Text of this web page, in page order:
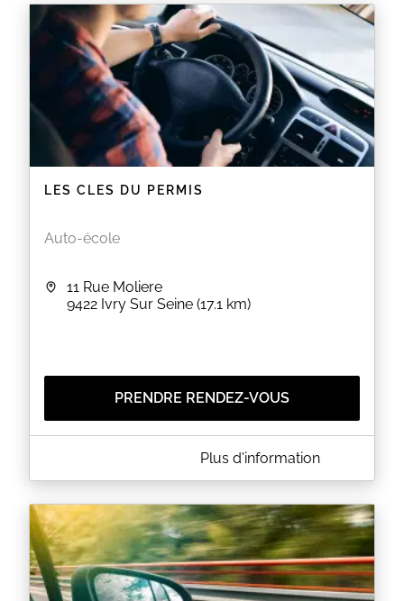
permettant au futur candidat à l’examen pratique
du permis de conduire de s’entraîner de façon plus
économique et plus écologique.
Louer un de nos véhicules à double commande est
l’occasion pour vous de travailler tous les points qui
sont éliminatoires lors de l’examen. Ainsi, vous vous
perfectionnerez sur ces points avec lequel
l’inspecteur sera intransigeant et vous augmentez
considérablement vos chances de réussite.
EN SAVOIR PLUS
LES CLES DU PERMIS
Auto-école
11 Rue Moliere
9422 Ivry Sur Seine (17.1 km)
PRENDRE RENDEZ-VOUS
A PROPOS DE LES CLES DU PERMIS
Ivry-sur-Seine dans le département du Val-de-
Marne (94), non loin de l'école d’ingénieurs ESME
SUDRIA.
Vous avez besoin d'être guidé vers la formule la
plus adaptée à vos besoins ? Conduite
accompagnée, conduite supervisée ou encore
Plus d'information